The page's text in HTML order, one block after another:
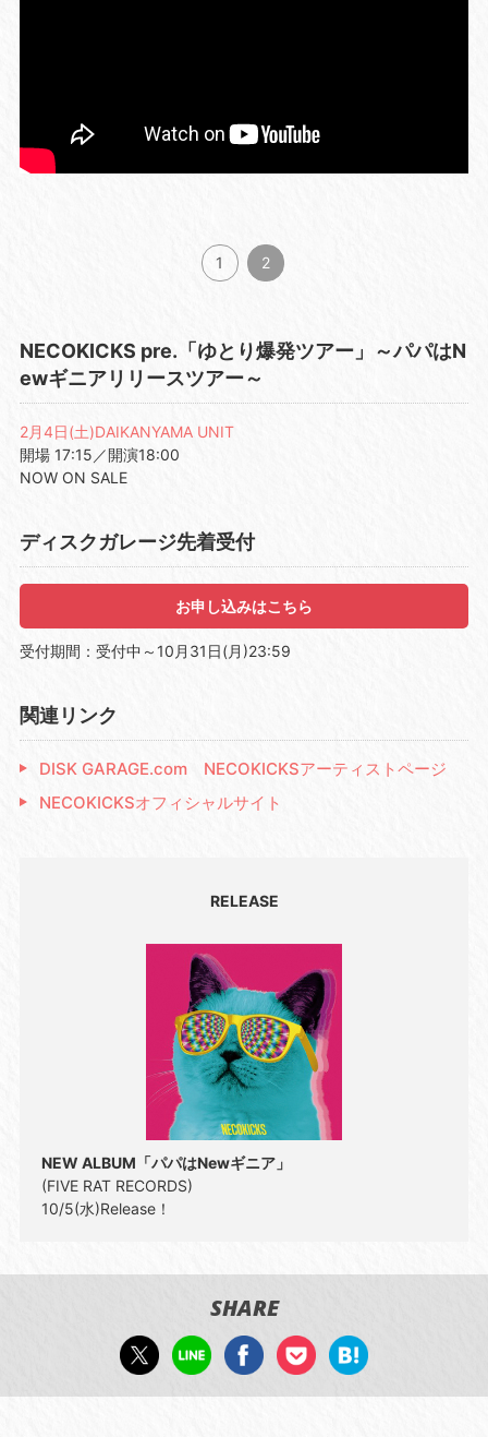
1 2
NECOKICKS pre.「ゆとり爆発ツアー」～パパはN
ewギニアリリースツアー～
2月4日(土)DAIKANYAMA UNIT
開場 17:15／開演18:00
NOW ON SALE
ディスクガレージ先着受付
お申し込みはこちら
受付期間：受付中～10月31日(月)23:59
関連リンク
DISK GARAGE.com NECOKICKSアーティストページ
NECOKICKSオフィシャルサイト
RELEASE
NEW ALBUM「パパはNewギニア」
(FIVE RAT RECORDS)
10/5(水)Release！
SHARE